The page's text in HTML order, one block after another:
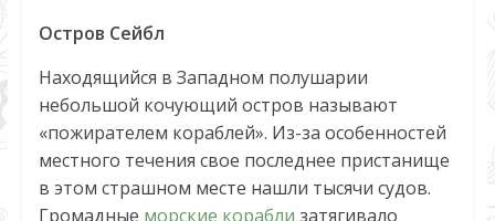
Остров Сейбл
Находящийся в Западном полушарии
небольшой кочующий остров называют
«пожирателем кораблей». Из-за особенностей
местного течения свое последнее пристанище
в этом страшном месте нашли тысячи судов.
Громадные морские корабли затягивало